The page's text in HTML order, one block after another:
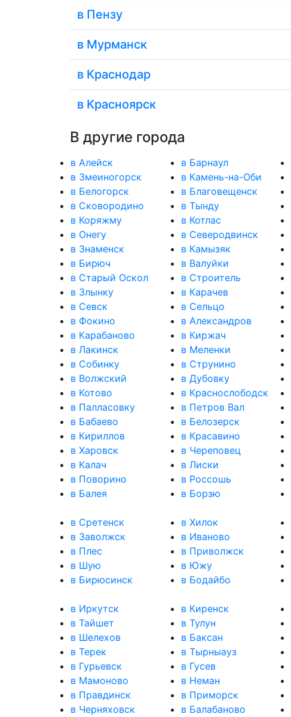
в Пензу
в Мурманск
в Краснодар
в Красноярск
В другие города
в Алейск в Барнаул
в Змеиногорск
в Камень-на-Оби
в Белогорск
в Благовещенск
в Сковородино
в Тынду
в Коряжму
в Котлас
в Онегу
в Северодвинск
в Знаменск
в Камызяк
в Бирюч
в Валуйки
в Старый Оскол
в Строитель
в Злынку
в Карачев
в Севск
в Сельцо
в Фокино
в Александров
в Карабаново
в Киржач
в Лакинск
в Меленки
в Собинку
в Струнино
в Волжский
в Дубовку
в Котово
в Краснослободск
в Палласовку
в Петров Вал
в Бабаево
в Белозерск
в Кириллов
в Красавино
в Харовск
в Череповец
в Калач
в Лиски
в Поворино
в Россошь
в Балея
в Борзю
в Сретенск
в Хилок
в Заволжск
в Иваново
в Плес
в Приволжск
в Шую
в Южу
в Бирюсинск
в Бодайбо
в Иркутск в Киренск
в Тайшет
в Тулун
в Шелехов
в Баксан
в Терек
в Тырныауз
в Гурьевск
в Гусев
в Мамоново
в Неман
в Правдинск
в Приморск
в Черняховск
в Балабаново